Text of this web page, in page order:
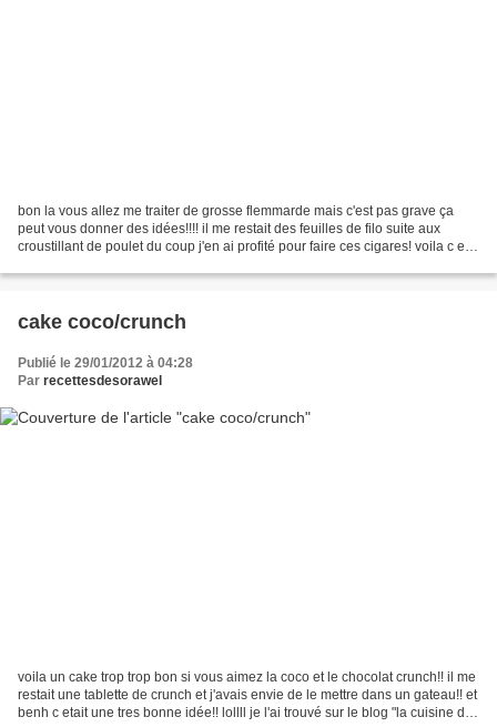
bon la vous allez me traiter de grosse flemmarde mais c'est pas grave ça
peut vous donner des idées!!!! il me restait des feuilles de filo suite aux
croustillant de poulet du coup j'en ai profité pour faire ces cigares! voila c est
cake coco/crunch
Publié le 29/01/2012 à 04:28
Par recettesdesorawel
voila un cake trop trop bon si vous aimez la coco et le chocolat crunch!! il me
restait une tablette de crunch et j'avais envie de le mettre dans un gateau!! et
benh c etait une tres bonne idée!! lollll je l'ai trouvé sur le blog "la cuisine de